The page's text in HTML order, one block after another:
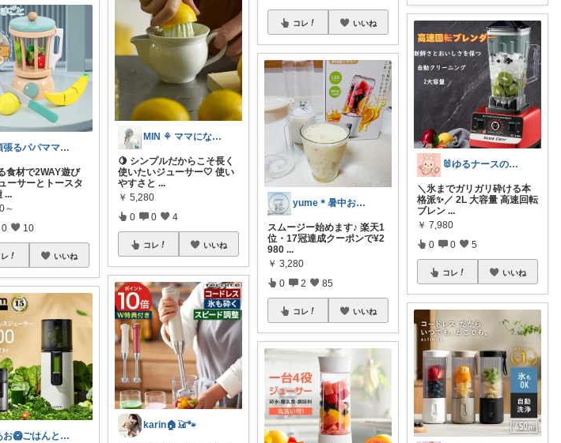
頑張るパパママ応援隊@育児・子供用品紹介
食材で2WAY遊び
ーサーとトースタ
...
～
0 10
いいね
あお🥝ごはんとおともたち🥭
MIN ⚘ ママになりました
🍋 シンプルだからこそ長く
使いたいジューサー🤍 使い
やすさと ...
￥ 5,280
0 0 4
コレ いいね
karin🏠️𓃠🐾
コレ いいね
yume＊暑中お見舞い申し上げます☀️
スムージー始めます♪ 楽天1
位・17冠達成クーポンで¥2
980 ...
￥ 3,280
0 2 85
コレ いいね
🐰ゆるナースの愛用品ROOM🐰
＼氷までガリガリ砕ける本
格派✨／ 2L 大容量 高速回転
ブレン ...
￥ 7,980
0 0 5
コレ いいね